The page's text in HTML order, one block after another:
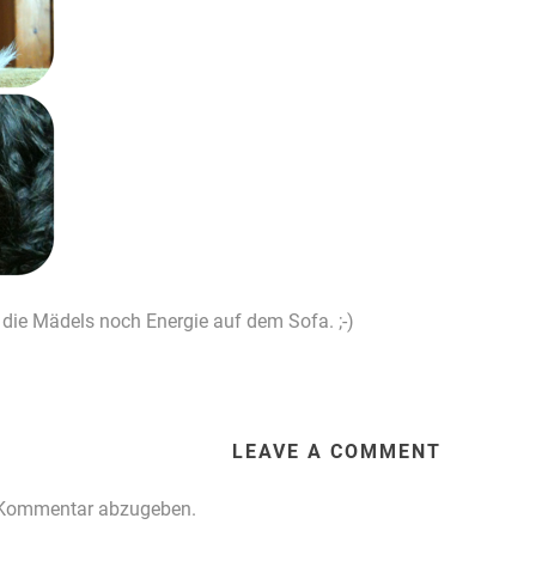
Mädels noch Energie auf dem Sofa. ;-)
LEAVE A COMMENT
abzugeben.